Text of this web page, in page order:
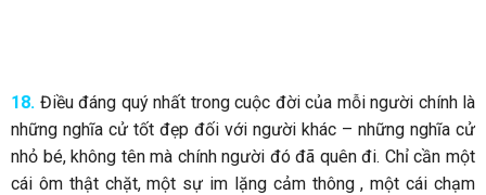
18. Điều đáng quý nhất trong cuộc đời của mỗi người chính là
những nghĩa cử tốt đẹp đối với người khác – những nghĩa cử
nhỏ bé, không tên mà chính người đó đã quên đi. Chỉ cần một
cái ôm thật chặt, một sự im lặng cảm thông , một cái chạm